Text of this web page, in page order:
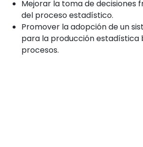
Mejorar la toma de decisiones
del proceso estadístico.
Promover la adopción de un
para la producción estadística
procesos.